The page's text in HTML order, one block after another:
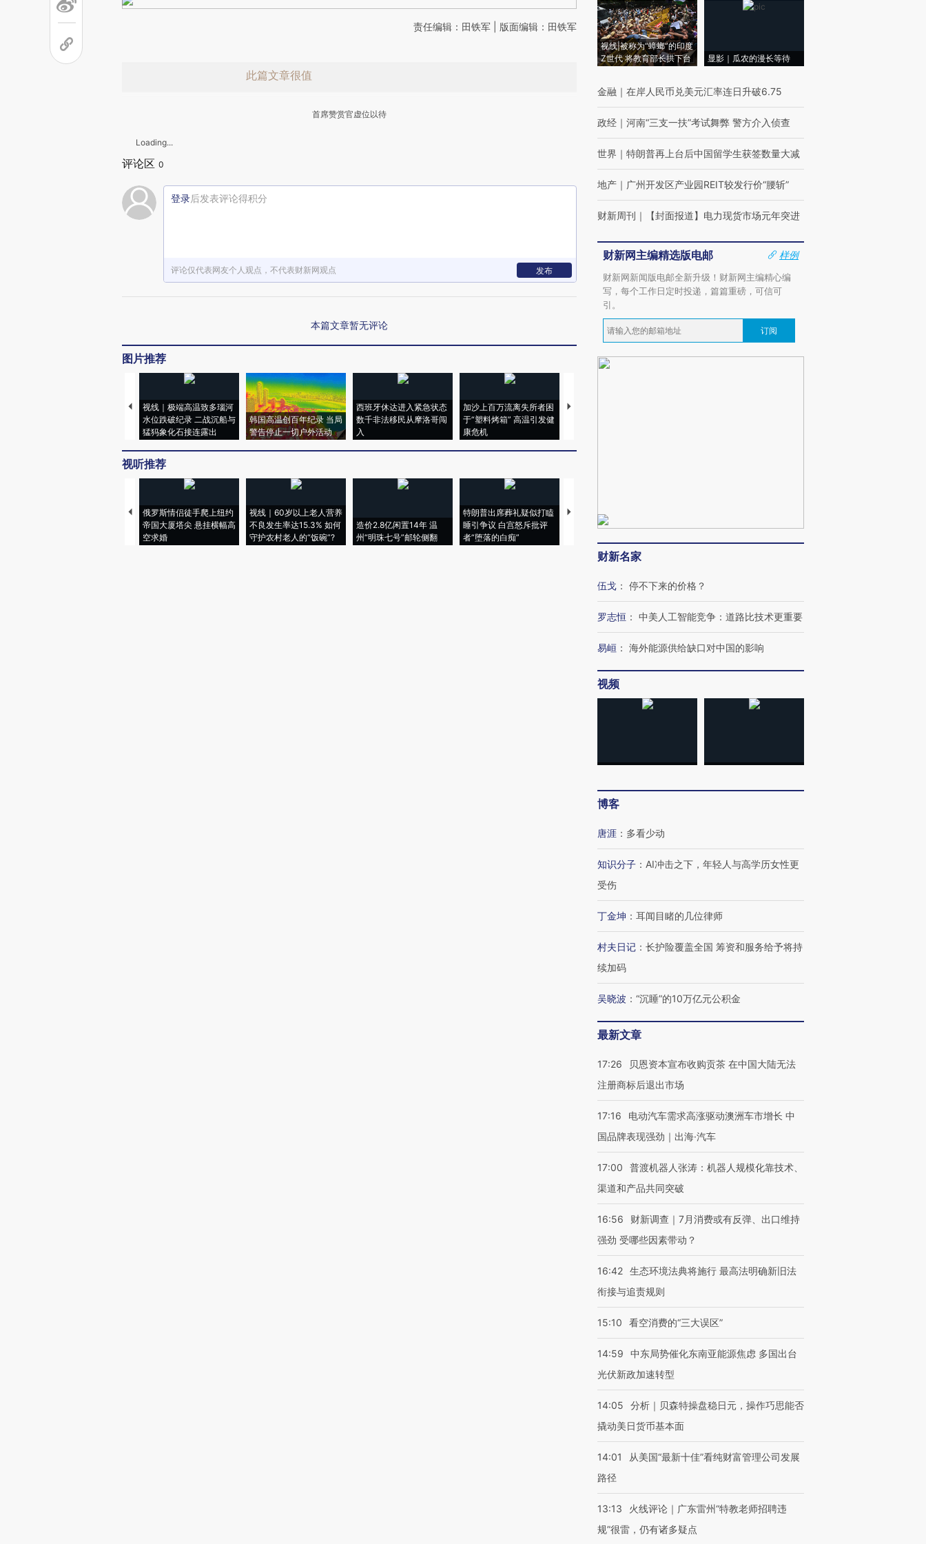
责任编辑：田铁军 | 版面编辑：田铁军
此篇文章很值
首席赞赏官虚位以待
Loading...
评论区 0
登录后发表评论得积分
评论仅代表网友个人观点，不代表财新网观点 发布
本篇文章暂无评论
图片推荐
视线｜极端高温致多瑙河
水位跌破纪录 二战沉船与
猛犸象化石接连露出
韩国高温创百年纪录 当局
警告停止一切户外活动
西班牙休达进入紧急状态
数千非法移民从摩洛哥闯
入
加沙上百万流离失所者困
于“塑料烤箱” 高温引发健
康危机
马航飞行员跨国走私7万
视听推荐
俄罗斯情侣徒手爬上纽约
帝国大厦塔尖 悬挂横幅高
空求婚
视线｜60岁以上老人营养
不良发生率达15.3% 如何
守护农村老人的“饭碗”?
造价2.8亿闲置14年 温
州“明珠七号”邮轮侧翻
特朗普出席葬礼疑似打瞌
睡引争议 白宫怒斥批评
者“堕落的白痴”
视线｜全球最热百城独占
97个 印度如何熬过48°C
视线|被称为“蟑螂”的印度
Z世代 将教育部长拱下台
显影｜瓜农的漫长等待
金融 ｜ 在岸人民币兑美元汇率连日升破6.75
政经 ｜ 河南“三支一扶”考试舞弊 警方介入侦查
世界 ｜ 特朗普再上台后中国留学生获签数量大减
地产 ｜ 广州开发区产业园REIT较发行价“腰斩”
财新周刊 ｜ 【封面报道】电力现货市场元年突进
财新网主编精选版电邮
样例
财新网新闻版电邮全新升级！财新网主编精心编
写，每个工作日定时投递，篇篇重磅，可信可
引。
订阅
财新名家
伍戈 ： 停不下来的价格？
罗志恒 ： 中美人工智能竞争：道路比技术更重要
易峘 ： 海外能源供给缺口对中国的影响
视频
博客
唐涯 ： 多看少动
知识分子 ： AI冲击之下，年轻人与高学历女性更
受伤
丁金坤 ： 耳闻目睹的几位律师
村夫日记 ： 长护险覆盖全国 筹资和服务给予将持
续加码
吴晓波 ： “沉睡”的10万亿元公积金
最新文章
17:26
贝恩资本宣布收购贡茶 在中国大陆无法
注册商标后退出市场
17:16
电动汽车需求高涨驱动澳洲车市增长 中
国品牌表现强劲｜出海·汽车
17:00
普渡机器人张涛：机器人规模化靠技术、
渠道和产品共同突破
16:56
财新调查｜7月消费或有反弹、出口维持
强劲 受哪些因素带动？
16:42 生态环境法典将施行 最高法明确新旧法
衔接与追责规则
15:10 看空消费的“三大误区”
14:59
中东局势催化东南亚能源焦虑 多国出台
光伏新政加速转型
14:05
分析｜贝森特操盘稳日元，操作巧思能否
撬动美日货币基本面
14:01
从美国“最新十佳”看纯财富管理公司发展
路径
13:13
火线评论｜广东雷州“特教老师招聘违
规”很雷，仍有诸多疑点